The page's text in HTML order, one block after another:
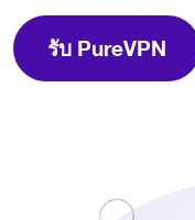
รับ PureVPN